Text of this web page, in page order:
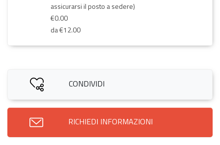
assicurarsi il posto a sedere)
€0.00
da €12.00
CONDIVIDI
RICHIEDI INFORMAZIONI